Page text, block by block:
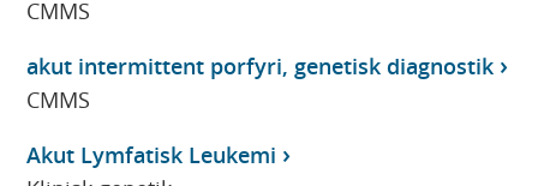
CMMS
akut intermittent porfyri, genetisk diagnostik
CMMS
Akut Lymfatisk Leukemi